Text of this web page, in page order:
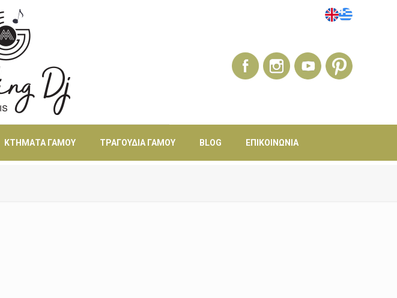
ΚΤΉΜΑΤΑ ΓΆΜΟΥ ΤΡΑΓΟΎΔΙΑ ΓΆΜΟΥ BLOG ΕΠΙΚΟΙΝΩΝΊΑ